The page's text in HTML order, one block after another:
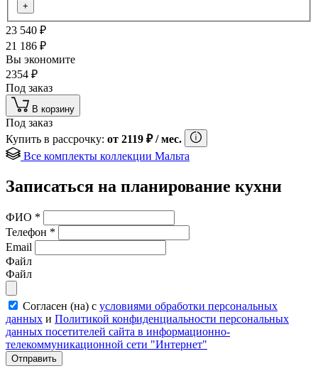
+
23 540 ₽
21 186 ₽
Вы экономите
2354 ₽
Под заказ
В корзину
Под заказ
Купить в рассрочку: от 2119 ₽/ мес.
Все комплекты коллекции Мальта
Записаться на планирование кухни
ФИО *
Телефон *
Email
Файл
Файл
Согласен (на) с условиями обработки персональных
данных и Политикой конфиденциальности персональных
данных посетителей сайта в информационно-
телекоммуникационной сети "Интернет"
Отправить